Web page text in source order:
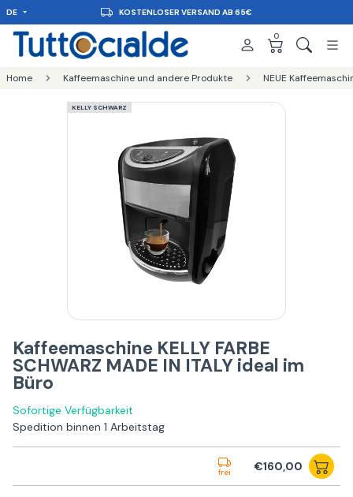
DE KOSTENLOSER VERSAND AB 65€
0
Home Kaffeemaschine und andere Produkte NEUE
KELLY SCHWARZ
Kaffeemaschine KELLY FARBE
SCHWARZ MADE IN ITALY ideal im
Büro
Sofortige Verfügbarkeit
Spedition binnen 1 Arbeitstag
frei €160,00